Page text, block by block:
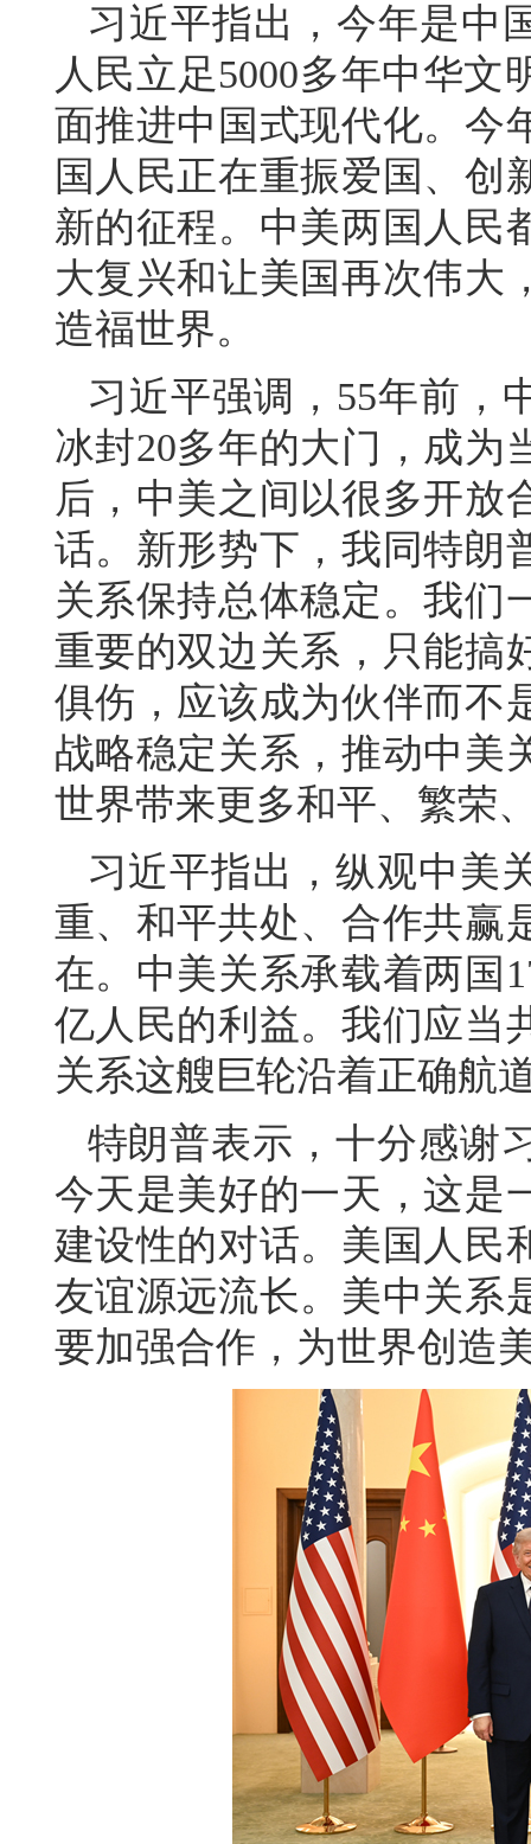
习近平指出，今年是中
人民立足5000多年中华
面推进中国式现代化。今
国人民正在重振爱国、创
新的征程。中美两国人民
大复兴和让美国再次伟大
造福世界。
习近平强调，55年前，
冰封20多年的大门，成为
后，中美之间以很多开放
话。新形势下，我同特朗
关系保持总体稳定。我们
重要的双边关系，只能搞
俱伤，应该成为伙伴而不
战略稳定关系，推动中美
世界带来更多和平、繁荣
习近平指出，纵观中美
重、和平共处、合作共赢
在。中美关系承载着两国
亿人民的利益。我们应当
关系这艘巨轮沿着正确航
特朗普表示，十分感谢
今天是美好的一天，这是
建设性的对话。美国人民
友谊源远流长。美中关系
要加强合作，为世界创造